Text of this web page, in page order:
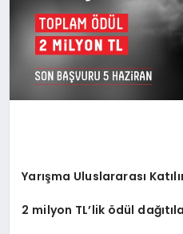
MALATYA HABERLERI
Yarışma Uluslararası
2 milyon TL’lik ödül